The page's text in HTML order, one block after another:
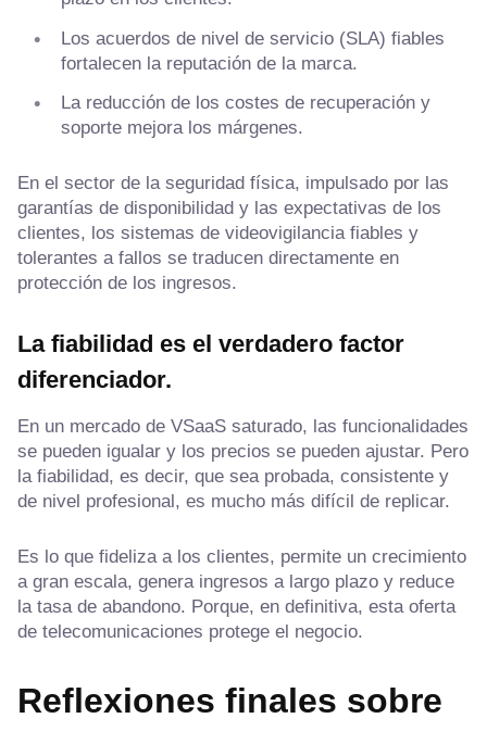
Los acuerdos de nivel de servicio (SLA) fiables
fortalecen la reputación de la marca.
La reducción de los costes de recuperación y
soporte mejora los márgenes.
En el sector de la seguridad física, impulsado por las
garantías de disponibilidad y las expectativas de los
clientes, los sistemas de videovigilancia fiables y
tolerantes a fallos se traducen directamente en
protección de los ingresos.
La fiabilidad es el verdadero factor
diferenciador.
En un mercado de VSaaS saturado, las funcionalidades
se pueden igualar y los precios se pueden ajustar. Pero
la fiabilidad, es decir, que sea probada, consistente y
de nivel profesional, es mucho más difícil de replicar.
Es lo que fideliza a los clientes, permite un crecimiento
a gran escala, genera ingresos a largo plazo y reduce
la tasa de abandono. Porque, en definitiva, esta oferta
de telecomunicaciones protege el negocio.
Reflexiones finales sobre